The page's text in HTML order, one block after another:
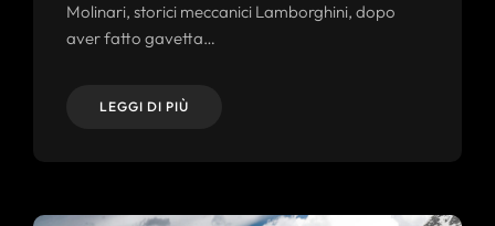
Molinari, storici meccanici Lamborghini, dopo
aver fatto gavetta…
LEGGI DI PIÙ